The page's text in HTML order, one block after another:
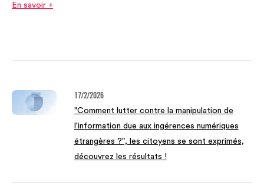
En savoir +
17/2/2026
"Comment lutter contre la manipulation de
l'information due aux ingérences numériques
étrangères ?", les citoyens se sont exprimés,
découvrez les résultats !